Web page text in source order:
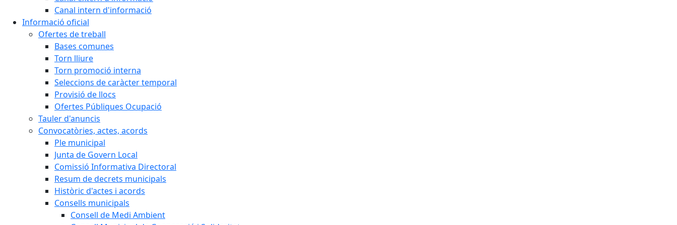
Canal intern d'informació
Informació oficial
Ofertes de treball
Bases comunes
Torn lliure
Torn promoció interna
Seleccions de caràcter temporal
Provisió de llocs
Ofertes Públiques Ocupació
Tauler d'anuncis
Convocatòries, actes, acords
Ple municipal
Junta de Govern Local
Comissió Informativa Directoral
Resum de decrets municipals
Històric d'actes i acords
Consells municipals
Consell de Medi Ambient